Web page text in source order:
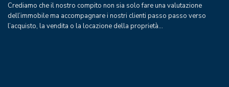
Crediamo che il nostro compito non sia solo fare una valutazione
dell’immobile ma accompagnare i nostri clienti passo passo verso
l’acquisto, la vendita o la locazione della proprietà…